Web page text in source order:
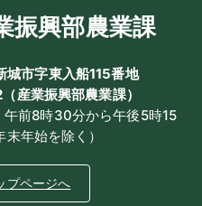
振興部農業課
城市字東入船115番地
業振興部農業課）
午前8時30分から午後5時15
年始を除く）
プページへ